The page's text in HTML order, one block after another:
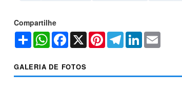
Compartilhe
Share WhatsAppFacebook
X PinterestTelegramLinkedIn
GALERIA DE FOTOS